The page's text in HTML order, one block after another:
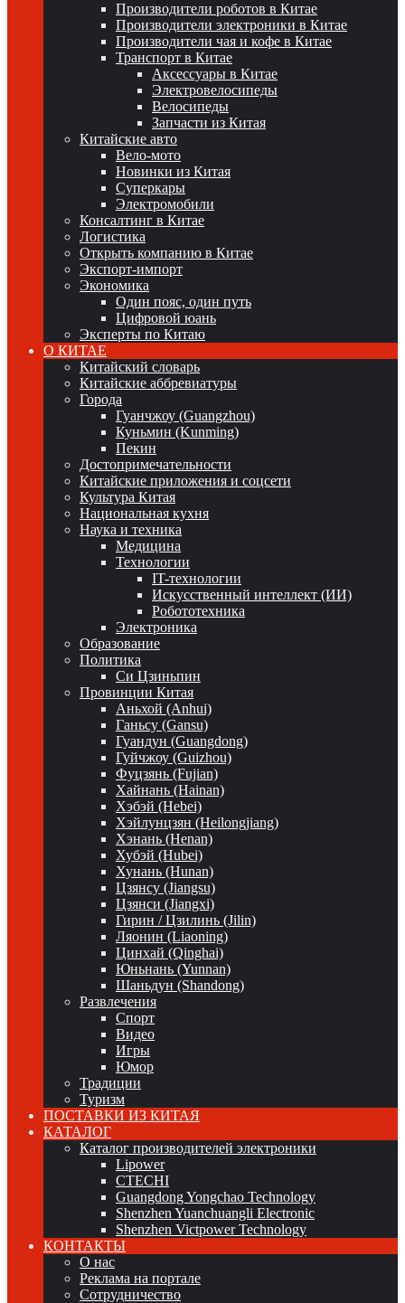
Производители роботов в Китае
Производители электроники в Китае
Производители чая и кофе в Китае
Транспорт в Китае
Аксессуары в Китае
Электровелосипеды
Велосипеды
Запчасти из Китая
Китайские авто
Вело-мото
Новинки из Китая
Суперкары
Электромобили
Консалтинг в Китае
Логистика
Открыть компанию в Китае
Экспорт-импорт
Экономика
Один пояс, один путь
Цифровой юань
Эксперты по Китаю
О КИТАЕ
Китайский словарь
Китайские аббревиатуры
Города
Гуанчжоу (Guangzhou)
Куньмин (Kunming)
Пекин
Достопримечательности
Китайские приложения и соцсети
Культура Китая
Национальная кухня
Наука и техника
Медицина
Технологии
IT-технологии
Искусственный интеллект (ИИ)
Робототехника
Электроника
Образование
Политика
Си Цзиньпин
Провинции Китая
Аньхой (Anhui)
Ганьсу (Gansu)
Гуандун (Guangdong)
Гуйчжоу (Guizhou)
Фуцзянь (Fujian)
Хайнань (Hainan)
Хэбэй (Hebei)
Хэйлунцзян (Heilongjiang)
Хэнань (Henan)
Хубэй (Hubei)
Хунань (Hunan)
Цзянсу (Jiangsu)
Цзянси (Jiangxi)
Гирин / Цзилинь (Jilin)
Ляонин (Liaoning)
Цинхай (Qinghai)
Юньнань (Yunnan)
Шаньдун (Shandong)
Развлечения
Спорт
Видео
Игры
Юмор
Традиции
Туризм
ПОСТАВКИ ИЗ КИТАЯ
КАТАЛОГ
Каталог производителей электроники
Lipower
CTECHI
Guangdong Yongchao Technology
Shenzhen Yuanchuangli Electronic
Shenzhen Victpower Technology
КОНТАКТЫ
О нас
Реклама на портале
Сотрудничество